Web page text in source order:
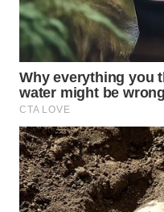
WN
GORONTALO
SULUT
WN
MALUKU
WN
MALUT